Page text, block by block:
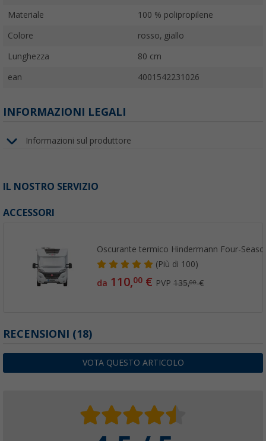
Materiale 100 % polipropilene
Colore rosso, giallo
Lunghezza 80 cm
ean 4001542231026
INFORMAZIONI LEGALI
Informazioni sul produttore
IL NOSTRO SERVIZIO
ACCESSORI
Oscurante termico Hindermann Four-
(Più di 100)
da 110,00 € PVP135,00€
RECENSIONI (18)
VOTA QUESTO ARTICOLO